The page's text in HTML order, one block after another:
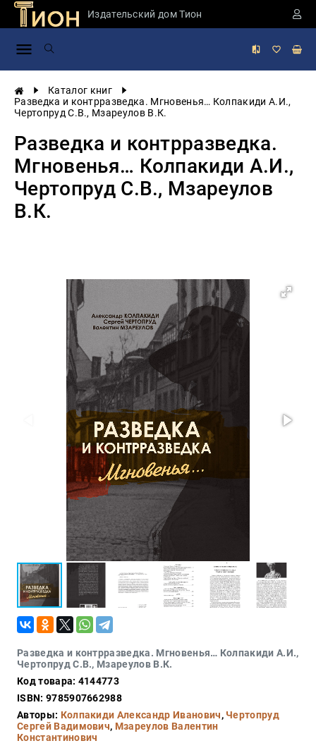
Издательский дом Тион
Каталог книг
Разведка и контрразведка. Мгновенья… Колпакиди А.И.,
Чертопруд С.В., Мзареулов В.К.
Разведка и контрразведка.
Мгновенья… Колпакиди А.И.,
Чертопруд С.В., Мзареулов
В.К.
Разведка и контрразведка. Мгновенья… Колпакиди А.И.,
Чертопруд С.В., Мзареулов В.К.
Код товара: 4144773
ISBN: 9785907662988
Авторы: Колпакиди Александр Иванович, Чертопруд
Сергей Вадимович, Мзареулов Валентин
Константинович
Занимательная
России
Мировая
Экономика
и
приключения
Публицистика
Тайное и
непознанное
Философия
Военная
история
Конспирология
Политика
Туризм
Разное
Кухня,
гастрономия,
кулинария
Красота
здоровье
Оптовикам